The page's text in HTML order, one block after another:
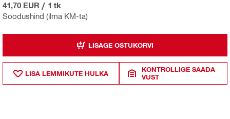
Soodushind (ilma KM-ta)
41,70 EUR / 1 tk
LISAGE OSTUKORVI
LISA LEMMIKUTE HULKA
KONTROLLIGE SAADA
VUST